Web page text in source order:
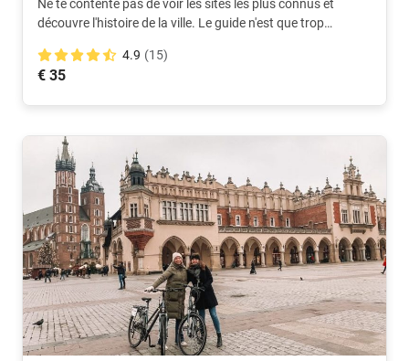
Ne te contente pas de voir les sites les plus connus et
découvre l'histoire de la ville. Le guide n'est que trop
4.9 (15)
€ 35